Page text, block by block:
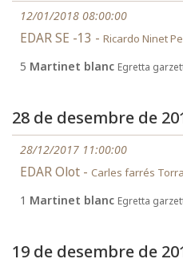
12/01/2018 08:00:00
EDAR SE -13 - Ricardo Ninet
5 Martinet blanc Egretta
28 de desembre de
28/12/2017 11:00:00
EDAR Olot - Carles farrés
1 Martinet blanc Egretta
19 de desembre de